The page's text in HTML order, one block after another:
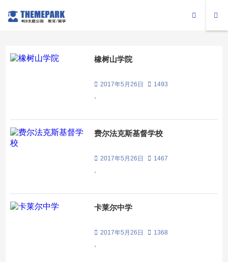
橡树山学院
2017年5月26日 1493
费尔法克斯基督学校
2017年5月26日 1467
卡莱尔中学
2017年5月26日 1368